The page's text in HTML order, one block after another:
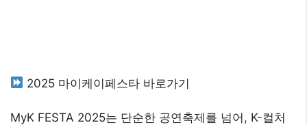
2025 마이케이페스타 바로가기
MyK FESTA 2025는 단순한 공연축제를 넘어, K-컬처